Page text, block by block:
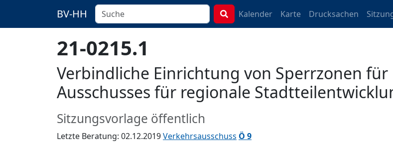
BV-HH Kalender Karte Drucksachen
21-0215.1
Verbindliche Einrichtung von Sperrzonen
Ausschusses für regionale
Sitzungsvorlage öffentlich
Letzte Beratung: 02.12.2019Verkehrsausschuss Ö 9